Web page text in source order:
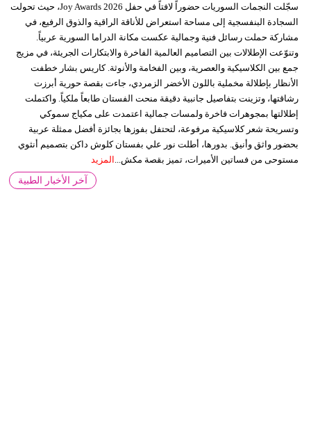
سجّلت النجمات السوريات حضوراً لافتاً في حفل Joy Awards 2026، حيث تحولت
السجادة البنفسجية إلى مساحة استعراض للأناقة الراقية والذوق الرفيع، في
مشاركة حملت رسائل فنية وجمالية عكست مكانة الدراما السورية عربياً.
وتنوّعت الإطلالات بين التصاميم العالمية الفاخرة والابتكارات الجريئة، في مزيج
جمع بين الكلاسيكية والعصرية، وبين الفخامة والأنوثة. كاريس بشار خطفت
الأنظار بإطلالة مخملية باللون الأخضر الزمردي، جاءت بقصة حورية أبرزت
رشاقتها، وتزينت بتفاصيل جانبية دقيقة منحت الفستان طابعاً ملكياً. واكتملت
إطلالتها بمجوهرات فاخرة ولمسات جمالية اعتمدت على مكياج سموكي
وتسريحة شعر كلاسيكية مرفوعة، لتحتفل بفوزها بجائزة أفضل ممثلة عربية
بحضور واثق وأنيق. بدورها، أطلت نور علي بفستان كلوش داكن بتصميم أنثوي
مستوحى من فساتين الأميرات، تميز بقصة مكش... المزيد
آخر الأخبار الطبية